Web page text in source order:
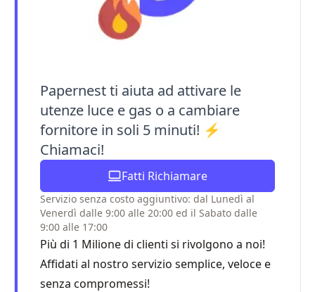
Papernest ti aiuta ad attivare le
utenze luce e gas o a cambiare
fornitore in soli 5 minuti! ⚡️
Chiamaci!
Fatti Richiamare
Servizio senza costo aggiuntivo: dal Lunedì al
Venerdì dalle 9:00 alle 20:00 ed il Sabato dalle
9:00 alle 17:00
Più di 1 Milione di clienti si rivolgono a noi!
Affidati al nostro servizio semplice, veloce e
senza compromessi!